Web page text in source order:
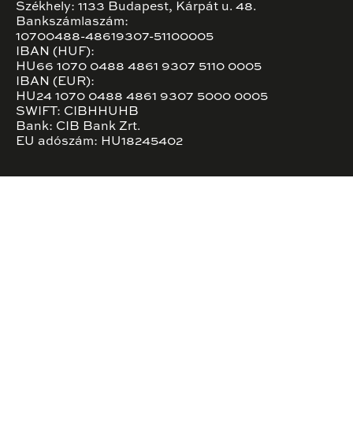
Székhely: 1133 Budapest, Kárpát u. 48.
Bankszámlaszám:
10700488-48619307-51100005
IBAN (HUF):
HU66 1070 0488 4861 9307 5110 0005
IBAN (EUR):
HU24 1070 0488 4861 9307 5000 0005
SWIFT: CIBHHUHB
Bank: CIB Bank Zrt.
EU adószám: HU18245402